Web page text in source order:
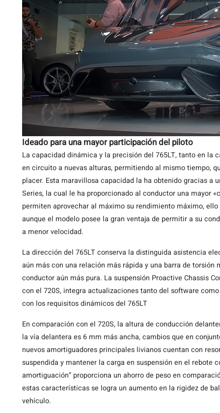
Ideado para una mayor participación del piloto
La capacidad dinámica y la precisión del 765LT, tanto en la
en circuito a nuevas alturas, permitiendo al mismo tiempo,
placer. Esta maravillosa capacidad la ha obtenido gracias a
Series, la cual le ha proporcionado al conductor una mayor
permiten aprovechar al máximo su rendimiento máximo,
aunque el modelo posee la gran ventaja de permitir a su
a menor velocidad.
La dirección del 765LT conserva la distinguida asistencia
aún más con una relación más rápida y una barra de
conductor aún más pura. La suspensión Proactive Chassis
con el 720S, integra actualizaciones tanto del software
con los requisitos dinámicos del 765LT
En comparación con el 720S, la altura de conducción
la vía delantera es 6 mm más ancha, cambios que en
nuevos amortiguadores principales livianos cuentan con
suspendida y mantener la carga en suspensión en el rebote
amortiguación” proporciona un ahorro de peso en
estas características se logra un aumento en la rigidez de
vehículo.